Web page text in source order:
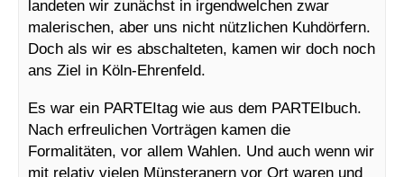
landeten wir zunächst in irgendwelchen zwar
malerischen, aber uns nicht nützlichen Kuhdörfern.
Doch als wir es abschalteten, kamen wir doch noch
ans Ziel in Köln-Ehrenfeld.
Es war ein PARTEItag wie aus dem PARTEIbuch.
Nach erfreulichen Vorträgen kamen die
Formalitäten, vor allem Wahlen. Und auch wenn wir
mit relativ vielen Münsteranern vor Ort waren und